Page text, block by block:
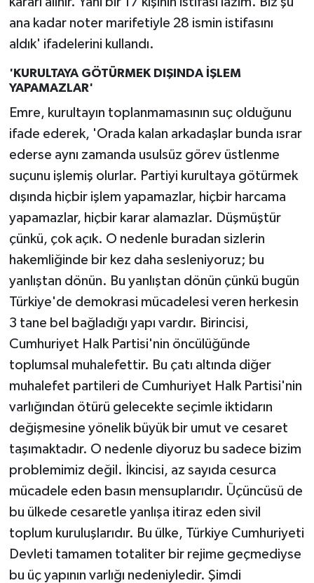
ana kadar noter marifetiyle 28 ismin istifasını
aldık' ifadelerini kullandı.
'KURULTAYA GÖTÜRMEK DIŞINDA İŞLEM
YAPAMAZLAR'
Emre, kurultayın toplanmamasının suç olduğunu
ifade ederek, 'Orada kalan arkadaşlar bunda ısrar
ederse aynı zamanda usulsüz görev üstlenme
suçunu işlemiş olurlar. Partiyi kurultaya götürmek
dışında hiçbir işlem yapamazlar, hiçbir harcama
yapamazlar, hiçbir karar alamazlar. Düşmüştür
çünkü, çok açık. O nedenle buradan sizlerin
hakemliğinde bir kez daha sesleniyoruz; bu
yanlıştan dönün. Bu yanlıştan dönün çünkü bugün
Türkiye'de demokrasi mücadelesi veren herkesin
3 tane bel bağladığı yapı vardır. Birincisi,
Cumhuriyet Halk Partisi'nin öncülüğünde
toplumsal muhalefettir. Bu çatı altında diğer
muhalefet partileri de Cumhuriyet Halk Partisi'nin
varlığından ötürü gelecekte seçimle iktidarın
değişmesine yönelik büyük bir umut ve cesaret
taşımaktadır. O nedenle diyoruz bu sadece bizim
problemimiz değil. İkincisi, az sayıda cesurca
mücadele eden basın mensuplarıdır. Üçüncüsü de
bu ülkede cesaretle yanlışa itiraz eden sivil
toplum kuruluşlarıdır. Bu ülke, Türkiye Cumhuriyeti
Devleti tamamen totaliter bir rejime geçmediyse
bu üç yapının varlığı nedeniyledir. Şimdi